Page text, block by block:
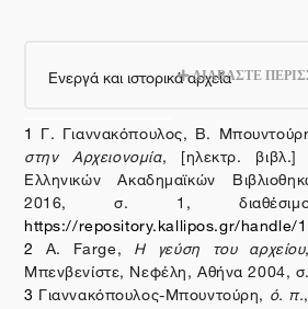
Ενεργά και ιστορικά αρχεία
ΔΙΑΒΑΣΤΕ
1 Γ. Γιαννακόπουλος, Β.
στην Αρχειονομία, [ηλεκτρ. βιβλ.]
Ελληνικών Ακαδημαϊκών
2016, σ. 1,
https://repository.kallipos.gr/handle/
2 A. Farge, Η γεύση του αρχείου
Μπενβενίστε, Νεφέλη, Αθήνα 2004,
3 Γιαννακόπουλος-Μπουντούρη, ό. π.,